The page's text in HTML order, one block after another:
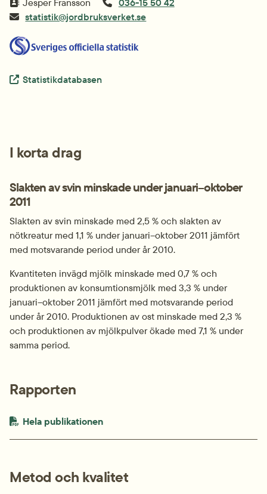
Jesper Fransson
036-15 50 42
statistik@jordbruksverket.se
Extern länk.
Statistikdatabasen
I korta drag
Slakten av svin minskade under januari–oktober
2011
Slakten av svin minskade med 2,5 % och slakten av
nötkreatur med 1,1 % under januari–oktober 2011 jämfört
med motsvarande period under år 2010.
Kvantiteten invägd mjölk minskade med 0,7 % och
produktionen av konsumtionsmjölk med 3,3 % under
januari–oktober 2011 jämfört med motsvarande period
under år 2010. Produktionen av ost minskade med 2,3 %
och produktionen av mjölkpulver ökade med 7,1 % under
samma period.
Rapporten
PDF-fil.
Hela publikationenpdf, 744 kB.
Metod och kvalitet